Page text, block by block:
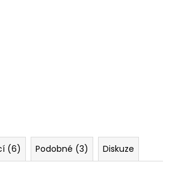
(6) Podobné (3) Diskuze